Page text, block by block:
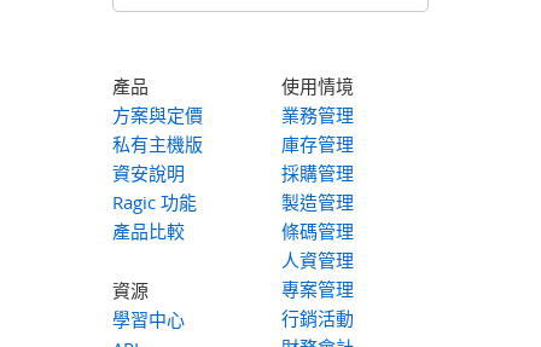
產品
方案與定價
私有主機版
資安說明
Ragic 功能
產品比較
資源
學習中心
使用情境
業務管理
庫存管理
採購管理
製造管理
條碼管理
人資管理
專案管理
行銷活動